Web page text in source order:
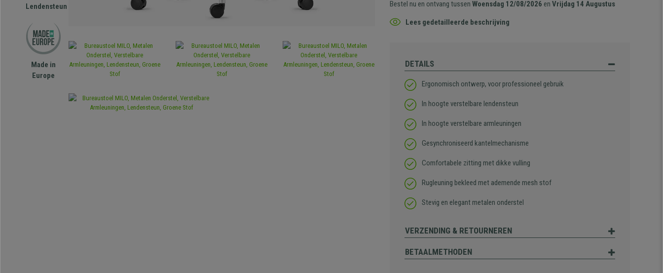
Lendensteun
Made in
Europe
Bestel nu en ontvang tussenWoensdag 12/08/2026 enVrijdag 14 Augustus
Lees gedetailleerde beschrijving
DETAILS
Ergonomisch ontwerp, voor professioneel gebruik
In hoogte verstelbare lendensteun
In hoogte verstelbare armleuningen
Gesynchroniseerd kantelmechanisme
Comfortabele zitting met dikke vulling
Rugleuning bekleed met ademende mesh stof
Stevig en elegant metalen onderstel
VERZENDING & RETOURNEREN
BETAALMETHODEN